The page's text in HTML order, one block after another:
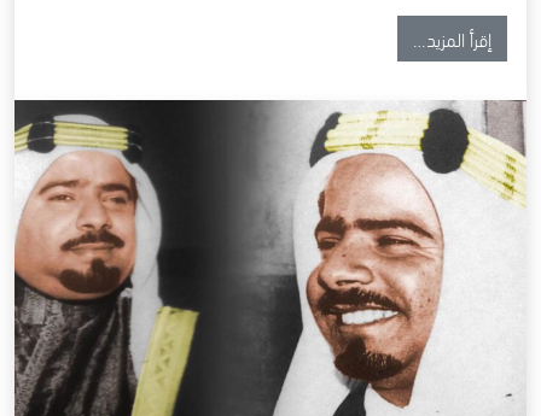
إقرأ المزيد…from عاهل البلاد المفدى يصدر امرا ملكيا بإعادة تشكيل مجلس أمناء جائزة عيسى لخدمة الإنسانية